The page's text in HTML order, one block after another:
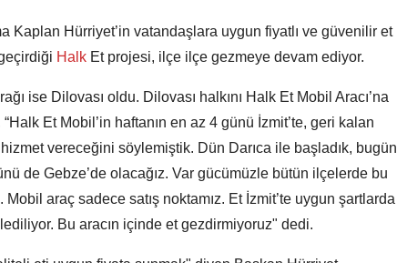
Kaplan Hürriyet’in vatandaşlara uygun fiyatlı ve güvenilir et
Halk Et projesi, ilçe ilçe gezmeye devam ediyor.
ise Dilovası oldu. Dilovası halkını Halk Et Mobil Aracı’na
Et Mobil’in haftanın en az 4 günü İzmit’te, geri kalan
vereceğini söylemiştik. Dün Darıca ile başladık, bugün
de Gebze’de olacağız. Var gücümüzle bütün ilçelerde bu
Mobil araç sadece satış noktamız. Et İzmit’te uygun şartlarda
Bu aracın içinde et gezdirmiyoruz" dedi.